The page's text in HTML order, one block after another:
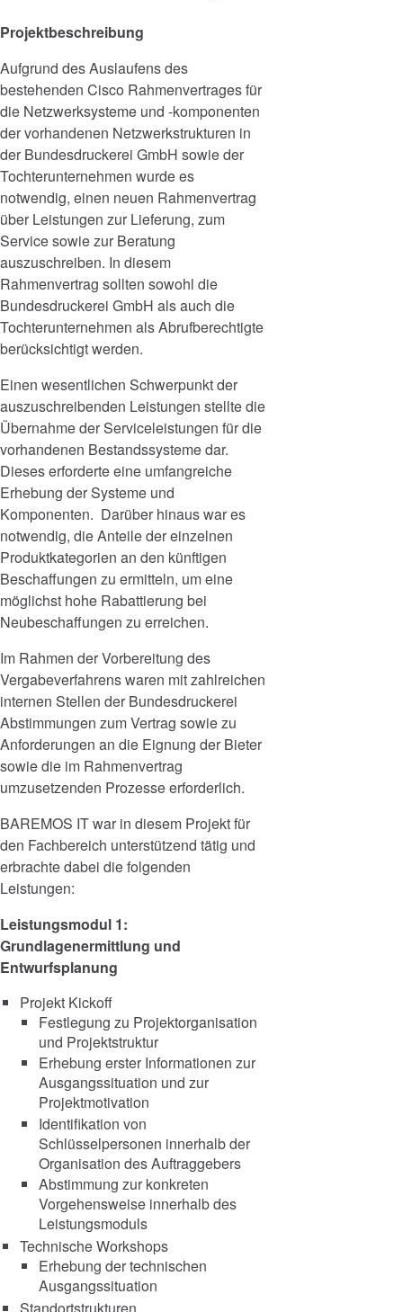
Projektbeschreibung
Aufgrund des Auslaufens des
bestehenden Cisco Rahmenvertrages für
die Netzwerksysteme und -komponenten
der vorhandenen Netzwerkstrukturen in
der Bundesdruckerei GmbH sowie der
Tochterunternehmen wurde es
notwendig, einen neuen Rahmenvertrag
über Leistungen zur Lieferung, zum
Service sowie zur Beratung
auszuschreiben. In diesem
Rahmenvertrag sollten sowohl die
Bundesdruckerei GmbH als auch die
Tochterunternehmen als Abrufberechtigte
berücksichtigt werden.
Einen wesentlichen Schwerpunkt der
auszuschreibenden Leistungen stellte die
Übernahme der Serviceleistungen für die
vorhandenen Bestandssysteme dar.
Dieses erforderte eine umfangreiche
Erhebung der Systeme und
Komponenten. Darüber hinaus war es
notwendig, die Anteile der einzelnen
Produktkategorien an den künftigen
Beschaffungen zu ermitteln, um eine
möglichst hohe Rabattierung bei
Neubeschaffungen zu erreichen.
Im Rahmen der Vorbereitung des
Vergabeverfahrens waren mit zahlreichen
internen Stellen der Bundesdruckerei
Abstimmungen zum Vertrag sowie zu
Anforderungen an die Eignung der Bieter
sowie die im Rahmenvertrag
umzusetzenden Prozesse erforderlich.
BAREMOS IT war in diesem Projekt für
den Fachbereich unterstützend tätig und
erbrachte dabei die folgenden
Leistungen:
Leistungsmodul 1:
Grundlagenermittlung und
Entwurfsplanung
Projekt Kickoff
Festlegung zu Projektorganisation
und Projektstruktur
Erhebung erster Informationen zur
Ausgangssituation und zur
Projektmotivation
Identifikation von
Schlüsselpersonen innerhalb der
Organisation des Auftraggebers
Abstimmung zur konkreten
Vorgehensweise innerhalb des
Leistungsmoduls
Technische Workshops
Erhebung der technischen
Ausgangssituation